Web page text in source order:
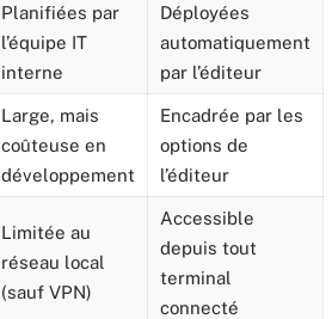
Planifiées par
l’équipe IT
interne
Déployées
automatiquement
par l’éditeur
Large, mais
coûteuse en
développement
Encadrée par les
options de
l’éditeur
Limitée au
réseau local
(sauf VPN)
Accessible
depuis tout
terminal
connecté